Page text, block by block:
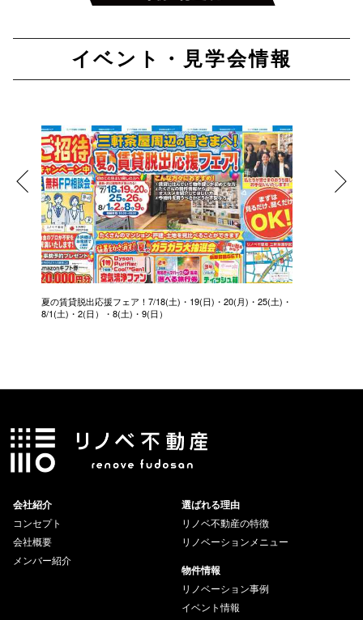
イベント・見学会情報
夏の賃貸脱出応援フェア！7/18(土)・19(日)・20(月)・25(土)・
8/1(土)・2(日）・8(土)・9(日）
会社紹介
コンセプト
会社概要
メンバー紹介
選ばれる理由
リノベ不動産の特徴
リノベーションメニュー
物件情報
リノベーション事例
イベント情報